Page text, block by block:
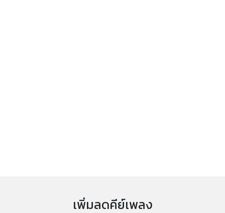
เพิ่มลดคีย์เพลง